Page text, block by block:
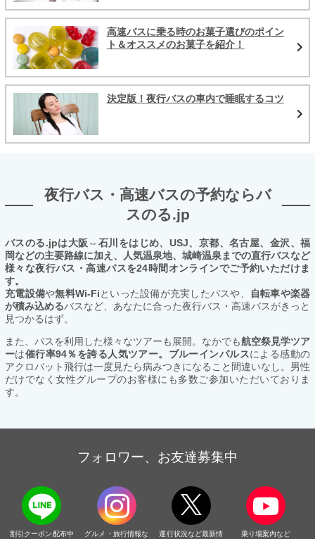
高速バスに乗る時のお菓子選びのポイン
ト＆オススメのお菓子を紹介！
決定版！夜行バスの車内で睡眠するコツ
夜行バス・高速バスの予約ならバ
スのる.jp
バスのる.jpは大阪⇔石川をはじめ、USJ、京都、名古屋、金沢、福
岡などの主要路線に加え、人気温泉地、城崎温泉までの直行バスなど
様々な夜行バス・高速バスを24時間オンラインでご予約いただけま
す。
充電設備や無料Wi-Fiといった設備が充実したバスや、
自転車や楽器
が積み込めるバスなど、あなたに合った夜行バス・高速バスがきっと
見つかるはず。
また、バスを利用した様々なツアーも展開。なかでも航空祭見学ツア
ーは催行率94％を誇る人気ツアー。ブルーインパルスによる感動の
アクロバット飛行は一度見たら病みつきになること間違いなし。男性
だけでなく女性グループのお客様にも多数ご参加いただいておりま
す。
フォロワー、お友達募集中
割引クーポン配布中 グルメ・旅行情報な 運行状況など最新情 乗り場案内など